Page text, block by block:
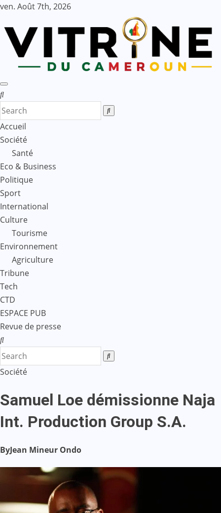
Skip
content
ven. Août 7th, 2026
Accueil
Société
Santé
Eco & Business
Politique
Sport
International
Culture
Tourisme
Environnement
Agriculture
Tribune
Tech
CTD
ESPACE PUB
Revue de presse
Société
Samuel Loe démissionne Naja
Int. Production Group S.A.
ByJean Mineur Ondo